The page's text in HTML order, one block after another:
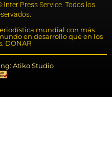
Press Service. Todos los
mundial con más
en desarrollo que en los
DONAR
Atiko.Studio